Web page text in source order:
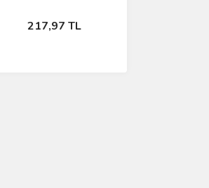
217,97 TL
Sepete Ekle